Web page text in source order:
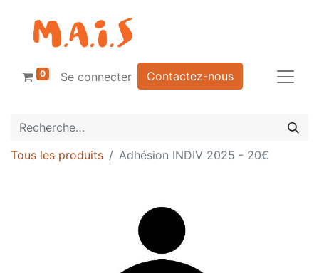
0 Se connecter Contactez-nous
Tous les produits Adhésion INDIV 2025 - 20€